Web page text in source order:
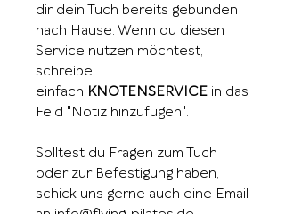
dir dein Tuch bereits gebunden
nach Hause. Wenn du diesen
Service nutzen möchtest,
schreibe
einfach KNOTENSERVICE in das
Feld "Notiz hinzufügen".
Solltest du Fragen zum Tuch
oder zur Befestigung haben,
schick uns gerne auch eine Email